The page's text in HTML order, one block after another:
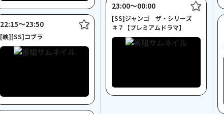
22:15〜23:50
[映][SS]コブラ
23:00〜00:00
[SS]ジャンゴ ザ・シリーズ
＃７【プレミアムドラマ】